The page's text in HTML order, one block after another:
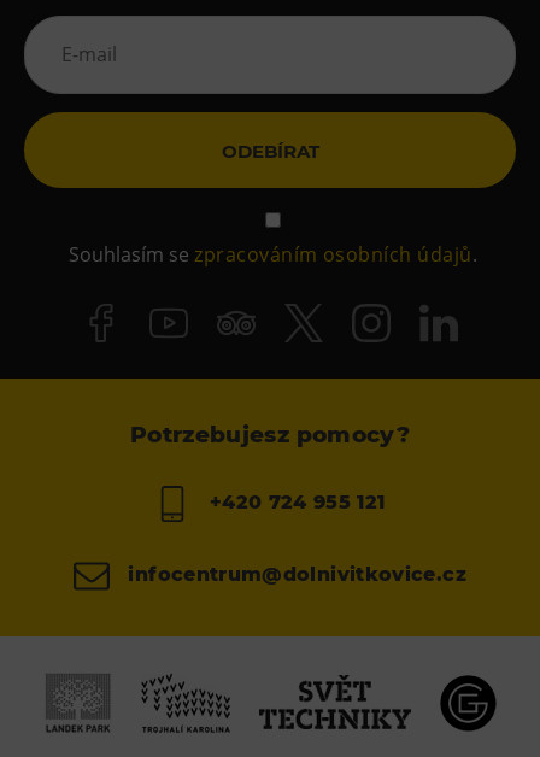
ODEBÍRAT
Souhlasím sezpracováním osobních údajů.
Potrzebujesz pomocy?
+420 724 955 121
infocentrum@dolnivitkovice.cz